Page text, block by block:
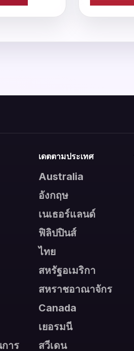
าร
เดตตามประเทศ
Australia
อังกฤษ
เนเธอร์แลนด์
ฟิลิปปินส์
ไทย
สหรัฐอเมริกา
สหราชอาณาจักร
Canada
เยอรมนี
สวีเดน